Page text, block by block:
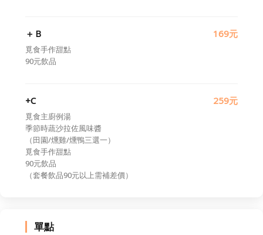
＋Ｂ 169元
覓食手作甜點
90元飲品
+C 259元
覓食主廚例湯
季節時蔬沙拉佐風味醬
（田園/燻雞/燻鴨三選一）
覓食手作甜點
90元飲品
（套餐飲品90元以上需補差價）
單點